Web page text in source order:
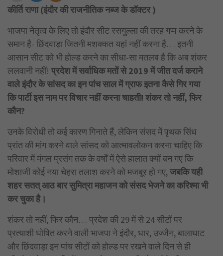
कीर्ति राणा (इंदौर की राजनीतिक नब्ज के डॉक्टर )
भाजपा नेतृत्व के लिए तो इंदौर सीट रसगुल्ला की तरह गप्प करने के
समान है- छिंदवाड़ा जितनी मशक्कत यहां नहीं करना है… इतनी
आसान सीट को भी होल्ड करने का सीधा-सा मतलब है कि अब शंकर
ललवानी नहीं! प्रदेश में सर्वाधिक मतों से 2019 में जीत दर्ज कराने
वाले इंदौर के सांसद का इन पांच साल में ग्राफ इतना कैसे गिर गया
कि पार्टी इस नाम पर विचार नहीं करना चाहती! शंकर तो नहीं, फिर
कौन?
उनके विरोधी तो कई कारण गिनाते हैं, लेकिन संसद में पृथक सिंध
प्रांत की मांग करने वाले सांसद को आत्मावलोकन करना चाहिए कि
परिवार में मंगल प्रसंग तक के वर्षों में ऐसे हालात क्यों बन गए कि
मोशाजी कोई नया चेहरा तलाश करने को मजबूर हो गए, जबकि यही
शहर सतत् आठ बार सुमित्रा महाजन को संसद भेजने का करिश्मा भी
कर चुका है।
शंकर तो नहीं, फिर कौन… प्रदेश की 29 में से 24 सीटों पर
प्रत्याशी घोषित करने वाली भाजपा ने इंदौर, धार, उज्जैन, बालाघाट
और छिंदवाड़ा इन पांच सीटों को होल्ड पर रखने वाले दिन से ही